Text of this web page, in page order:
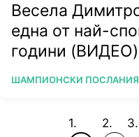
Весела
една от най-
години (ВИДЕО)
ПОВЕЧЕ ОТ
ШАМПИОНСКИ ПОСЛАНИЯ